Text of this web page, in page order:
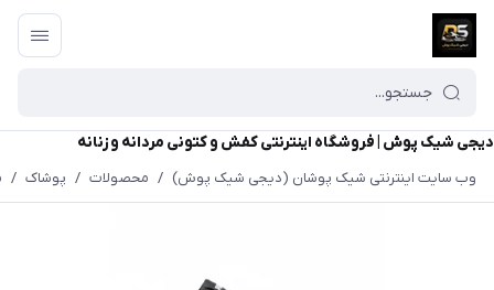
دیجی شیک پوش | فروشگاه اینترنتی کفش و کتونی مردانه و زنانه
وب سایت اینترنتی شیک پوشان (دیجی شیک پوش) / محصولات / پوشاک /